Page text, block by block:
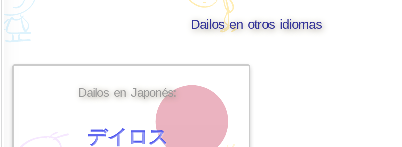
Dailos en otros idiomas
Dailos en Japonés:
デイロス